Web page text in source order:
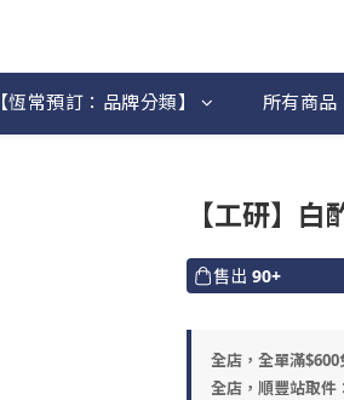
【恆常預訂：品牌分類】 所有商品
【工研】
售出 90+
全店，全單滿$600
全店，順豐站取件